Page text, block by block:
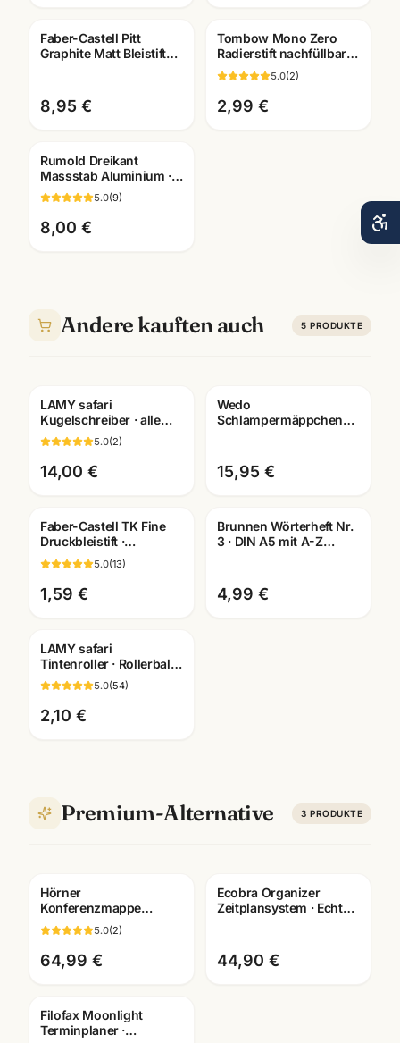
Faber-Castell Pitt
Graphite Matt Bleistifte ·
8,95 €
Tombow Mono Zero
Radierstift nachfüllbar ·
Präzisions-Radierer ·
Mannheim
5.0(2)
2,99 €
Rumold Dreikant
Massstab Aluminium ·
Lineal in mehreren
Groessen · Technisches
Zeichnen
5.0(9)
8,00 €
Andere kauften auch 5 PRODUKTE
Gravur
LAMY safari
Kugelschreiber · alle
Farben +
Sondereditionen ·
Schreibwaren
Mannheim
5.0(2)
14,00 €
Wedo
Schlampermäppchen
Federmäppchen für
Schule
15,95 €
Faber-Castell TK Fine
Druckbleistift ·
0,35/0,5/0,7/1,0mm · mit
passenden Minen
5.0(13)
1,59 €
Brunnen Wörterheft Nr.
3 · DIN A5 mit A-Z
4,99 €
Gravur
LAMY safari
Tintenroller · Rollerball
mit Patronen ·
waehlbare Farben ·
Mannheim
5.0(54)
2,10 €
Premium-Alternative 3 PRODUKTE
Hörner
Konferenzmappe
Echtleder ·
verschiedene
Ausfuehrungen ·
Bueroausstattung
5.0(2)
64,99 €
Ecobra Organizer
Zeitplansystem · Echtes
44,90 €
Filofax Moonlight
Terminplaner ·